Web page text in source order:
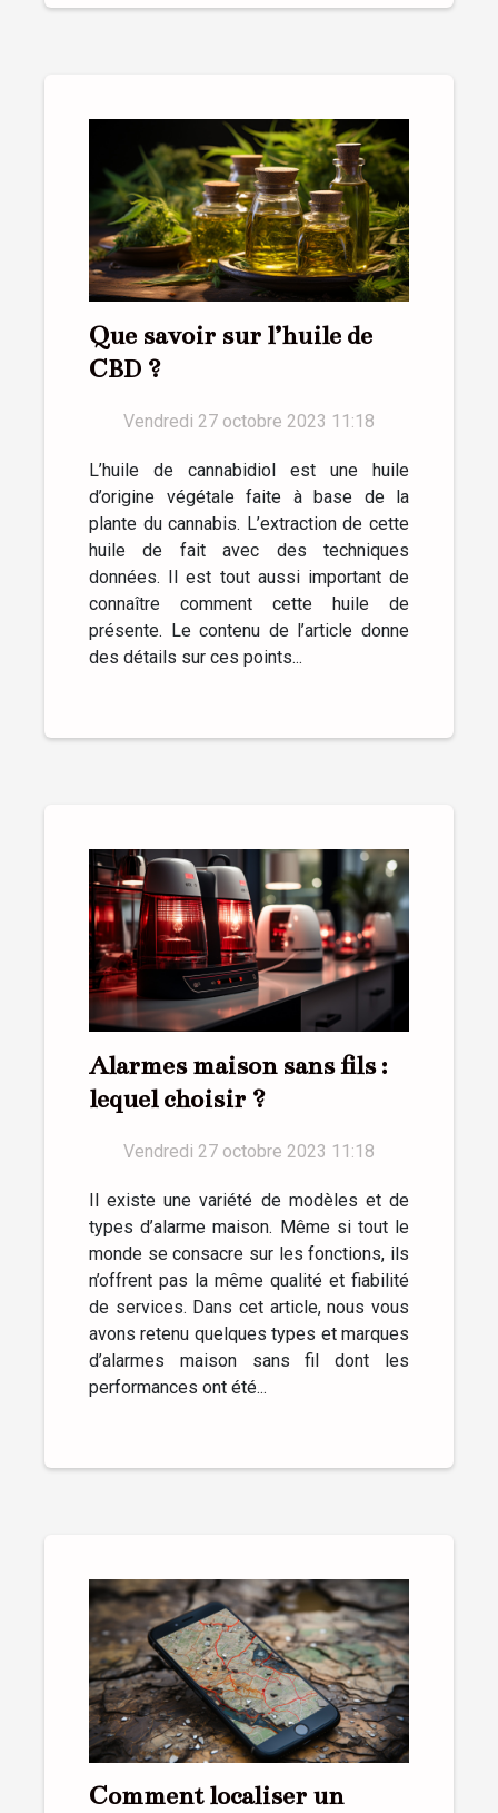
Que savoir sur l’huile de
CBD ?
Vendredi 27 octobre 2023 11:18
L’huile de cannabidiol est une huile
d’origine végétale faite à base de la
plante du cannabis. L’extraction de cette
huile de fait avec des techniques
données. Il est tout aussi important de
connaître comment cette huile de
présente. Le contenu de l’article donne
des détails sur ces points...
Alarmes maison sans fils :
lequel choisir ?
Vendredi 27 octobre 2023 11:18
Il existe une variété de modèles et de
types d’alarme maison. Même si tout le
monde se consacre sur les fonctions, ils
n’offrent pas la même qualité et fiabilité
de services. Dans cet article, nous vous
avons retenu quelques types et marques
d’alarmes maison sans fil dont les
performances ont été...
Comment localiser un